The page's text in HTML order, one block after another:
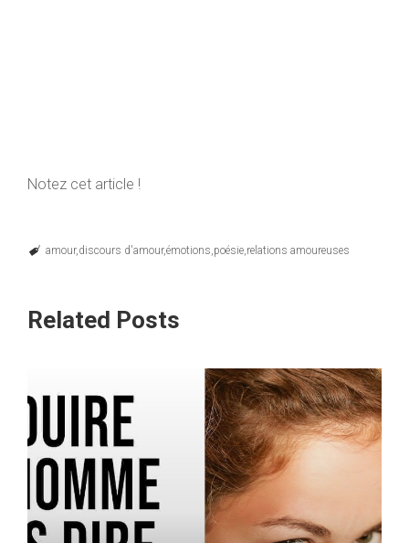
Notez cet article !
amour discours d'amour émotions poésie relations amoureuses
Related Posts